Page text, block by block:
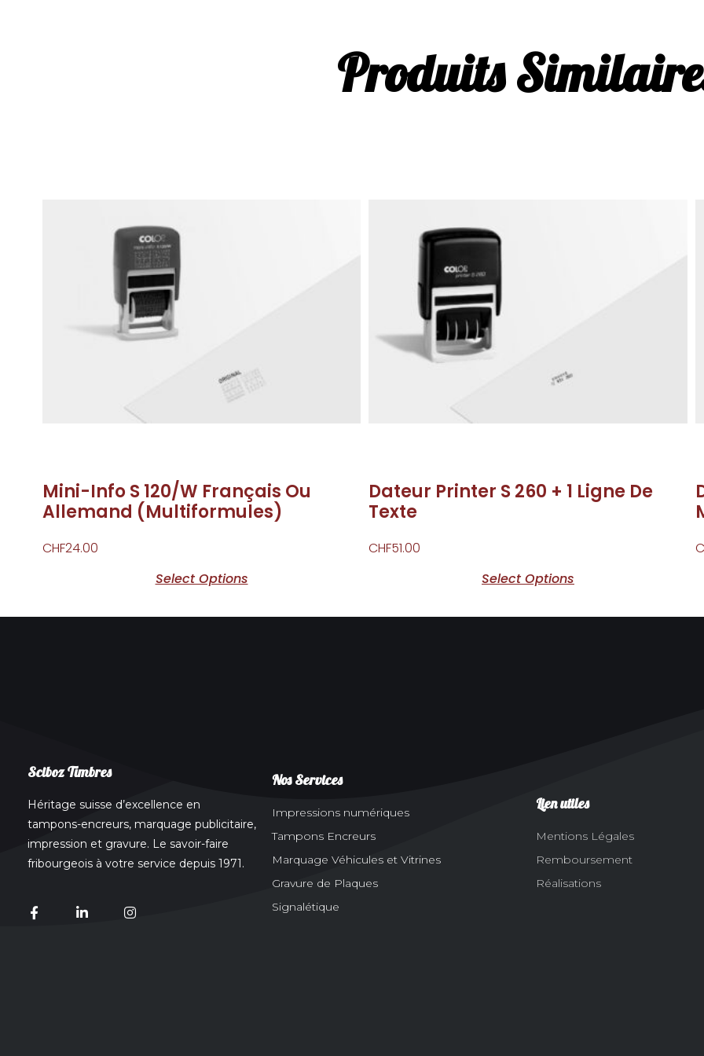
Produits
Mini-Info S 120/W Français Ou
Allemand (Multiformules)
CHF24.00
Select Options
Dateur Printer S 260 + 1 Ligne De
Texte
CHF51.00
Select Options
Sciboz Timbres
Héritage suisse d’excellence en
tampons-encreurs, marquage publicitaire,
impression et gravure. Le savoir-faire
fribourgeois à votre service depuis 1971.
Nos Services
Impressions numériques
Tampons Encreurs
Marquage Véhicules et Vitrines
Gravure de Plaques
Signalétique
Lien utiles
Mentions Légales
Remboursement
Réalisations